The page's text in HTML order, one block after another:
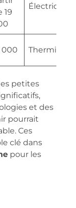
19
Électrique
000 Thermique
petites
et des
pourrait
Ces
clé dans
pour les